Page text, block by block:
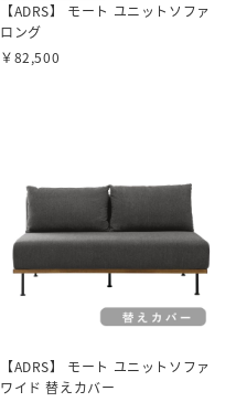
【ADRS】 モート ユニットソファ
ロング
￥82,500
【ADRS】 モート ユニットソファ
ワイド 替えカバー